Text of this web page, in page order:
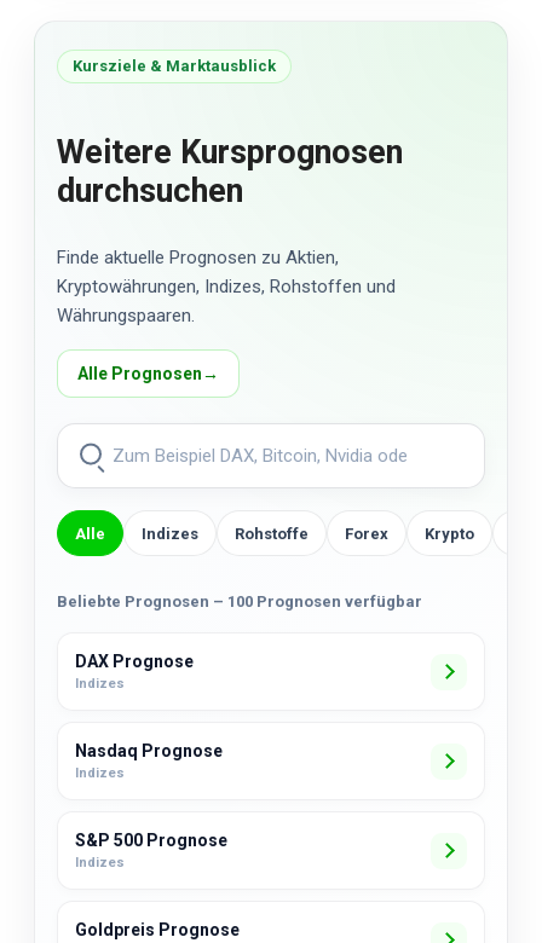
Kursziele & Marktausblick
Weitere Kursprognosen
durchsuchen
Finde aktuelle Prognosen zu Aktien,
Kryptowährungen, Indizes, Rohstoffen und
Währungspaaren.
Alle Prognosen→
Alle Indizes Rohstoffe Forex Krypto
Beliebte Prognosen – 100 Prognosen verfügbar
DAX Prognose
Indizes
Nasdaq Prognose
Indizes
S&P 500 Prognose
Indizes
Goldpreis Prognose